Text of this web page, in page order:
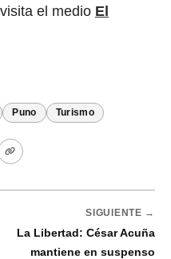
el medio El
Puno Turismo
SIGUIENTE →
La Libertad: César Acuña
mantiene en suspenso